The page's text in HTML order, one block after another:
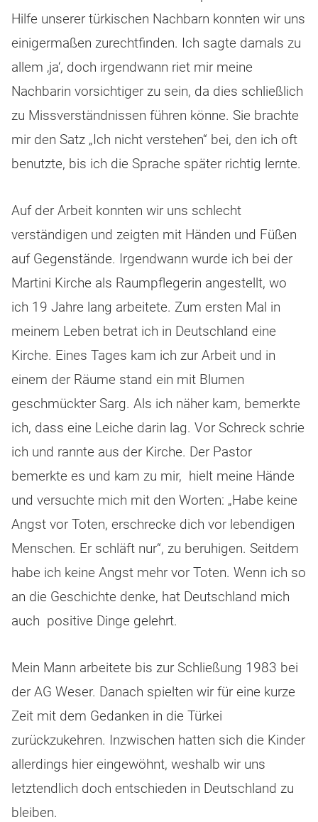
Hilfe unserer türkischen Nachbarn konnten wir uns
einigermaßen zurechtfinden. Ich sagte damals zu
allem ‚ja‘, doch irgendwann riet mir meine
Nachbarin vorsichtiger zu sein, da dies schließlich
zu Missverständnissen führen könne. Sie brachte
mir den Satz „Ich nicht verstehen“ bei, den ich oft
benutzte, bis ich die Sprache später richtig lernte.
Auf der Arbeit konnten wir uns schlecht
verständigen und zeigten mit Händen und Füßen
auf Gegenstände. Irgendwann wurde ich bei der
Martini Kirche als Raumpflegerin angestellt, wo
ich 19 Jahre lang arbeitete. Zum ersten Mal in
meinem Leben betrat ich in Deutschland eine
Kirche. Eines Tages kam ich zur Arbeit und in
einem der Räume stand ein mit Blumen
geschmückter Sarg. Als ich näher kam, bemerkte
ich, dass eine Leiche darin lag. Vor Schreck schrie
ich und rannte aus der Kirche. Der Pastor
bemerkte es und kam zu mir, hielt meine Hände
und versuchte mich mit den Worten: „Habe keine
Angst vor Toten, erschrecke dich vor lebendigen
Menschen. Er schläft nur“, zu beruhigen. Seitdem
habe ich keine Angst mehr vor Toten. Wenn ich so
an die Geschichte denke, hat Deutschland mich
auch positive Dinge gelehrt.
Mein Mann arbeitete bis zur Schließung 1983 bei
der AG Weser. Danach spielten wir für eine kurze
Zeit mit dem Gedanken in die Türkei
zurückzukehren. Inzwischen hatten sich die Kinder
allerdings hier eingewöhnt, weshalb wir uns
letztendlich doch entschieden in Deutschland zu
bleiben.